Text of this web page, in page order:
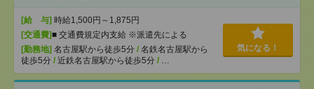
[給 与] 時給1,500円～1,875円
[交通費]■ 交通費規定内支給 ※派遣先による
[勤務地] 名古屋駅から徒歩5分 / 名鉄名古屋駅から
徒歩5分 / 近鉄名古屋駅から徒歩5分 / …
気になる！